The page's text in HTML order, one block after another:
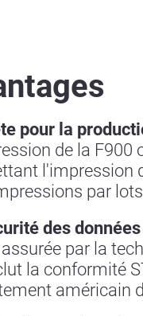
pour la
de la F900
l'impression
par
des données
par la
la conformité
américain